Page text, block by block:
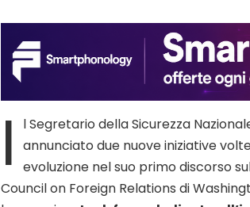
I
l Segretario della Sicurezza
annunciato due nuove iniziative
evoluzione nel suo primo discorso
Council on Foreign Relations di